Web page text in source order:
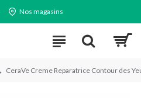
Nos magasins
CeraVe Creme Reparatrice Contour des